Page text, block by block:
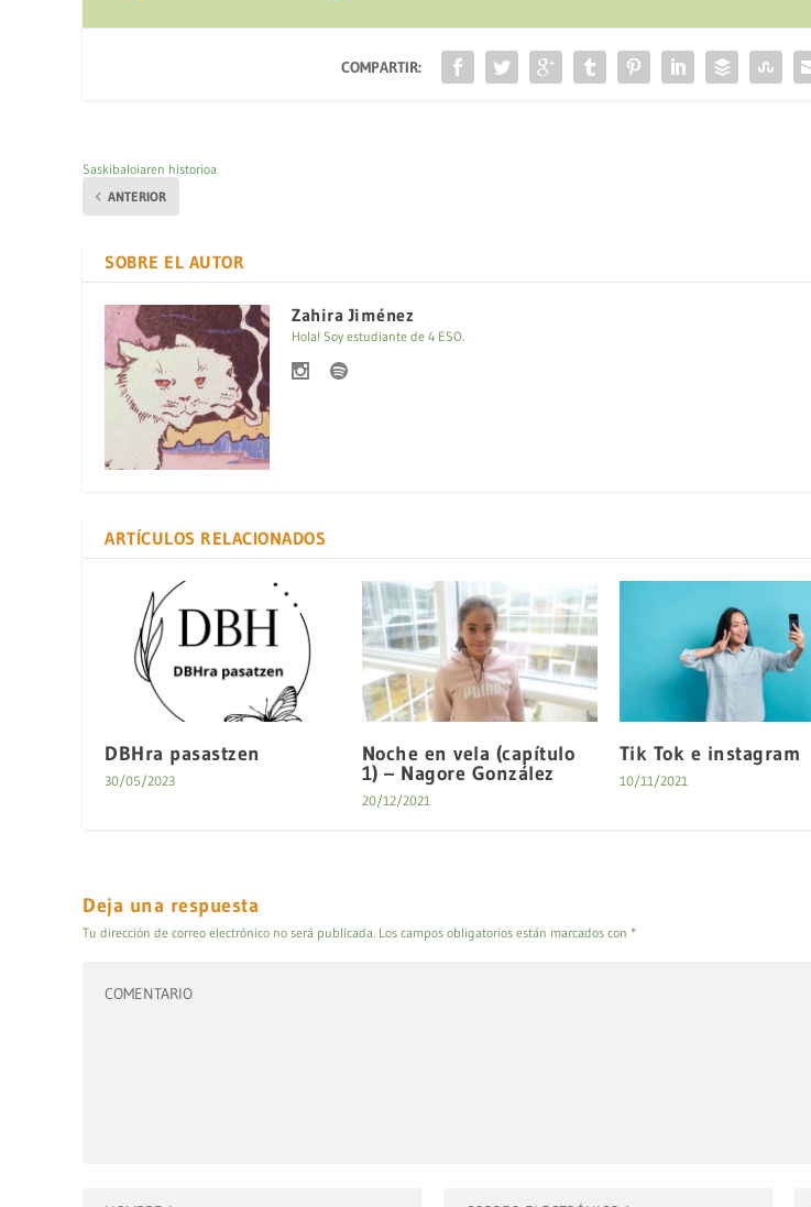
COMPARTIR:
Saskibaloiaren historioa
ANTERIOR
SOBRE EL AUTOR
Zahira Jiménez
Hola! Soy estudiante de 4 ESO.
ARTÍCULOS RELACIONADOS
DBHra pasastzen
30/05/2023
Noche en vela (capítulo
1) – Nagore González
20/12/2021
Tik Tok e instagram
10/11/2021
Deja una respuesta
Tu dirección de correo electrónico no será publicada. Los campos obligatorios están marcados con *